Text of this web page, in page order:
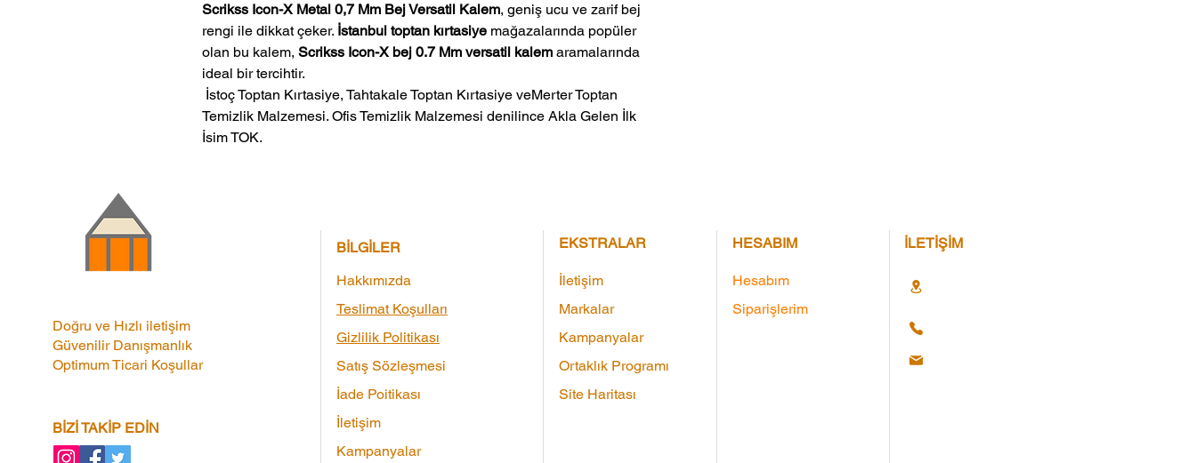
Scrikss Icon-X Metal 0,7 Mm Bej Versatil Kalem, geniş ucu ve zarif bej
rengi ile dikkat çeker. İstanbul toptan kırtasiye mağazalarında popüler
olan bu kalem, Scrikss Icon-X bej 0.7 Mm versatil kalem aramalarında
ideal bir tercihtir.
Temizlik Malzemesi. Ofis Temizlik Malzemesi denilince Akla Gelen İlk
İsim TOK.
Doğru ve Hızlı iletişim
Güvenilir Danışmanlık
Optimum Ticari Koşullar
BİZİ TAKİP EDİN
BİLGİLER
Hakkımızda
Teslimat Koşulları
Gizlilik Politikası
Satış Sözleşmesi
İade Poitikası
İletişim
Kampanyalar
EKSTRALAR
İletişim
Markalar
Kampanyalar
Ortaklık Programı
Site Haritası
HESABIM
Hesabım
Siparişlerim
İLETİŞİM